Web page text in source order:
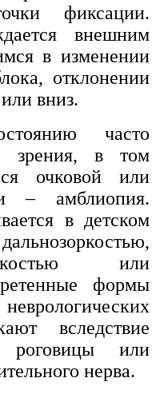
виды
и
дело
системах
фиксации.
внешним
в изменении
отклонении
вниз.
часто
зрения, в том
очковой или
– амблиопия.
в детском
или
формы
вследствие
роговицы или
нерва.